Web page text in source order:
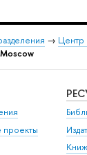
→ Центр
проекты